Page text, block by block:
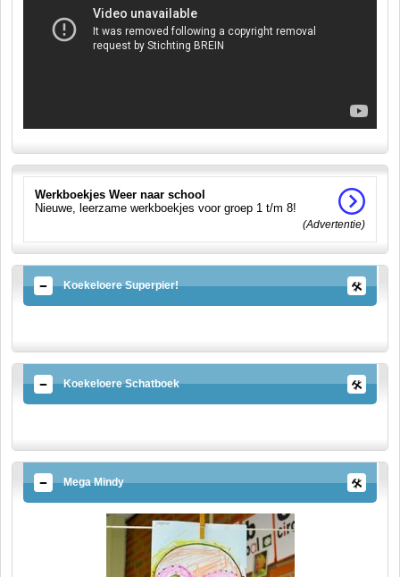
Werkboekjes Weer naar school
Nieuwe, leerzame werkboekjes voor groep 1 t/m 8!
(Advertentie)
Koekeloere Superpier!
Koekeloere Schatboek
Mega Mindy